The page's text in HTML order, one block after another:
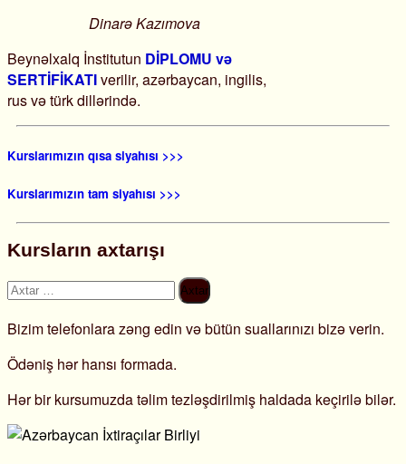
Dinarə Kazımova
Beynəlxalq İnstitutun DİPLOMU və
SERTİFİKATIverilir, azərbaycan, ingilis,
rus və türk dillərində.
Kurslarımızın qısa siyahısı >>>
Kurslarımızın tam siyahısı >>>
Kursların axtarışı
Axtarış:
Bizim telefonlara zəng edin və bütün suallarınızı bizə verin.
Ödəniş hər hansı formada.
Hər bir kursumuzda təlim tezləşdirilmiş haldada keçirilə bilər.